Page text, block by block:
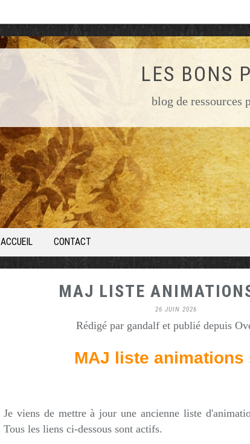
LES BONS
blog de ressources
ACCUEIL CONTACT
MAJ LISTE
26 JUIN 2026
Rédigé par gandalf et publié depuis
MAJ liste animations
Je viens de mettre à jour une ancienne liste
Tous les liens ci-dessous sont actifs.